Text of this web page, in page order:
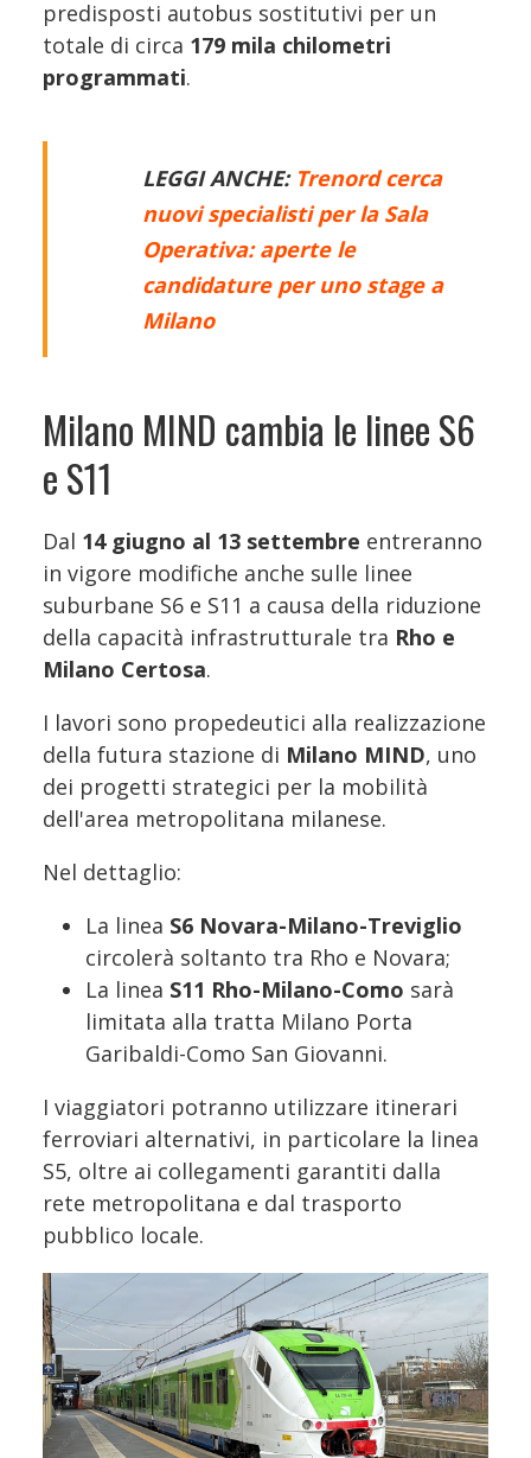
predisposti autobus sostitutivi per un
totale di circa 179 mila chilometri
programmati.
LEGGI ANCHE: Trenord cerca
nuovi specialisti per la Sala
Operativa: aperte le
candidature per uno stage a
Milano
Milano MIND cambia le linee S6
e S11
Dal 14 giugno al 13 settembre entreranno
in vigore modifiche anche sulle linee
suburbane S6 e S11 a causa della riduzione
della capacità infrastrutturale tra Rho e
Milano Certosa.
I lavori sono propedeutici alla realizzazione
della futura stazione di Milano MIND, uno
dei progetti strategici per la mobilità
dell'area metropolitana milanese.
Nel dettaglio:
La linea S6 Novara-Milano-Treviglio
circolerà soltanto tra Rho e Novara;
La linea S11 Rho-Milano-Como sarà
limitata alla tratta Milano Porta
Garibaldi-Como San Giovanni.
I viaggiatori potranno utilizzare itinerari
ferroviari alternativi, in particolare la linea
S5, oltre ai collegamenti garantiti dalla
rete metropolitana e dal trasporto
pubblico locale.